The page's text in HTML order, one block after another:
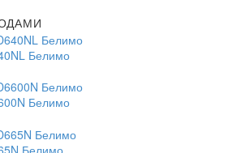
Белимо
Белимо